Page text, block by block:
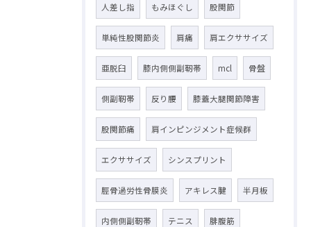
人差し指 もみほぐし 股関節
単純性股関節炎 肩痛 肩エクササイズ
亜脱臼 膝内側側副靭帯 mcl 骨盤
側副靭帯 反り腰 膝蓋大腿関節障害
股関節痛 肩インピンジメント症候群
エクササイズ シンスプリント
脛骨過労性骨膜炎 アキレス腱 半月板
内側側副靭帯 テニス 腓腹筋